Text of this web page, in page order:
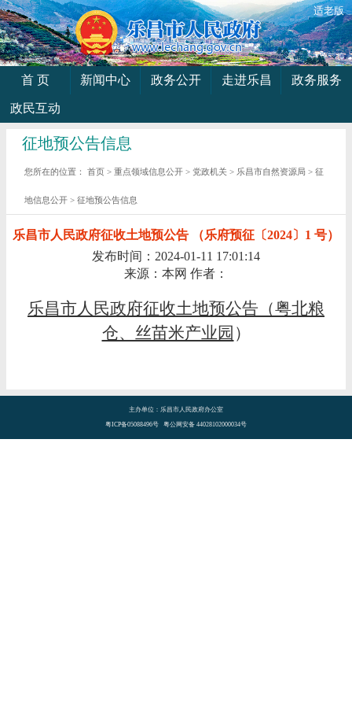
适老版
首 页 新闻中心 政务公开 走进乐昌
政务服务
政民互动
征地预公告信息
您所在的位置：首页 >重点领域信息公开 >党政机关 > 乐昌市自然资源局 >征
地信息公开 >征地预公告信息
乐昌市人民政府征收土地预公告 （乐府预征〔2024〕1 号）
发布时间：2024-01-11 17:01:14
来源：本网 作者：
乐昌市人民政府征收土地预公告（粤北粮
仓、丝苗米产业园 ）
主办单位：乐昌市人民政府办公室
粤ICP备05088496号 粤公网安备 44028102000034号